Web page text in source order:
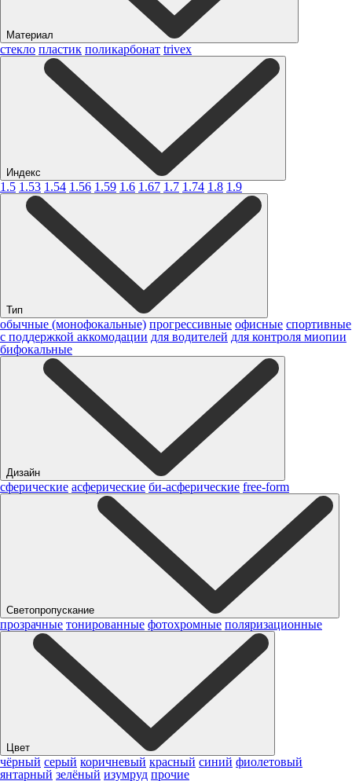
Материал
стекло пластик поликарбонат trivex
Индекс
1.5 1.53 1.54 1.56 1.59 1.6 1.67 1.7 1.74 1.8 1.9
Тип
обычные (монофокальные) прогрессивные офисные спортивные
с поддержкой аккомодации для водителей для контроля миопии
бифокальные
Дизайн
сферические асферические би-асферические free-form
Светопропускание
прозрачные тонированные фотохромные поляризационные
Цвет
чёрный серый коричневый красный синий фиолетовый
янтарный зелёный изумруд прочие